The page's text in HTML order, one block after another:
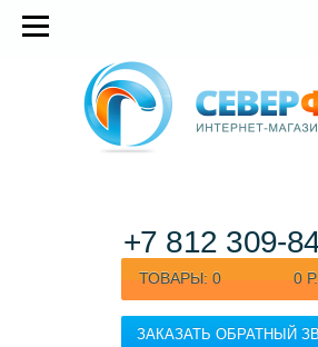
ТОВАРЫ: 0 0 Р.
ЗАКАЗАТЬ ОБРАТНЫЙ
+7 812 309-